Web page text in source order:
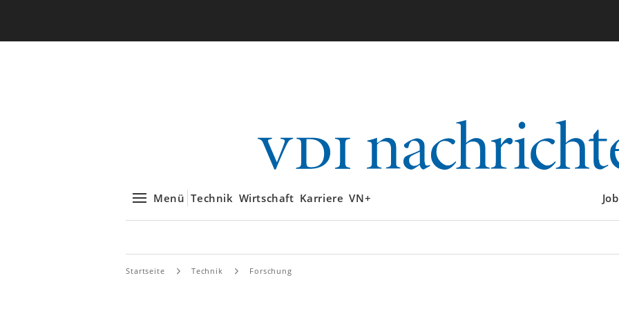
Menü Technik Wirtschaft Karriere VN+
Startseite Technik Forschung